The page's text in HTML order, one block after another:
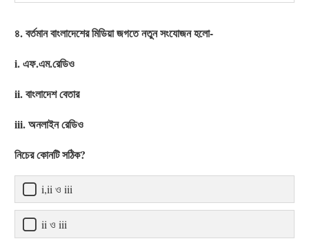
৪. বর্তমান বাংলাদেশের মিডিয়া জগতে নতুন সংযোজন হলো-
i. এফ.এম.রেডিও
ii. বাংলাদেশ বেতার
iii. অনলাইন রেডিও
নিচের কোনটি সঠিক?
i,ii ও iii
ii ও iii